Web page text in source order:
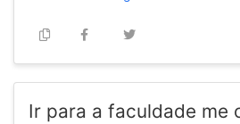
Ir para a faculdade me